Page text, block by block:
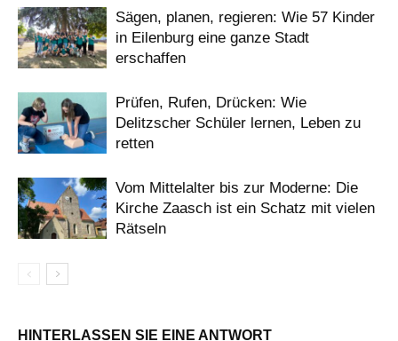
Sägen, planen, regieren: Wie 57 Kinder
in Eilenburg eine ganze Stadt
erschaffen
Prüfen, Rufen, Drücken: Wie
Delitzscher Schüler lernen, Leben zu
retten
Vom Mittelalter bis zur Moderne: Die
Kirche Zaasch ist ein Schatz mit vielen
Rätseln
HINTERLASSEN SIE EINE ANTWORT